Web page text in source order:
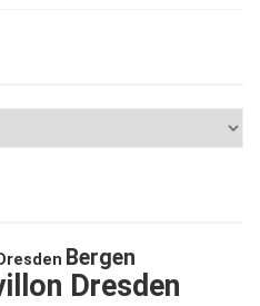
Bergen
Dresden